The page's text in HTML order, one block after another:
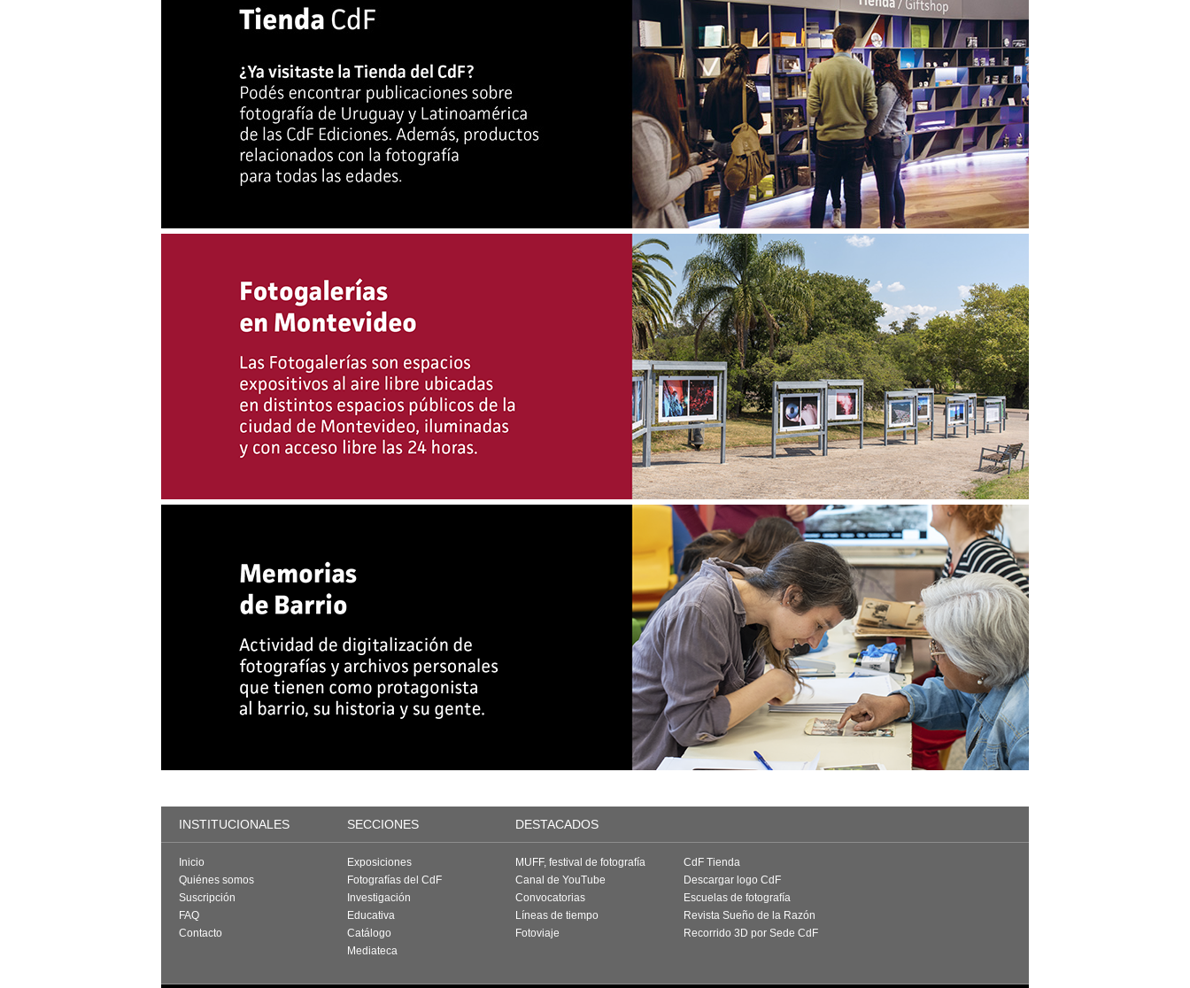
INSTITUCIONALES SECCIONES DESTACADOS
Inicio
Quiénes somos
Suscripción
FAQ
Contacto
Exposiciones
Fotografías del CdF
Investigación
Educativa
Catálogo
Mediateca
MUFF, festival de fotografía
Canal de YouTube
Convocatorias
Líneas de tiempo
Fotoviaje
CdF Tienda
Descargar logo CdF
Escuelas de fotografía
Revista Sueño de la Razón
Recorrido 3D por Sede CdF